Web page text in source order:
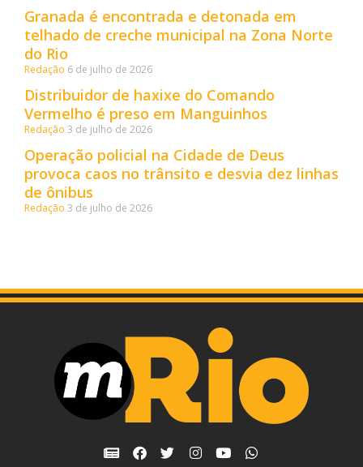
Granada é encontrada e detonada em
telhado de creche municipal na Zona Norte
do Rio
Redação 6 de julho de 2026
Distribuidor de haxixe do Comando
Vermelho é preso em Manguinhos
Redação 3 de julho de 2026
Operação policial na Cidade de Deus
provoca caos no trânsito e desvia dez linhas
de ônibus
Redação 3 de julho de 2026